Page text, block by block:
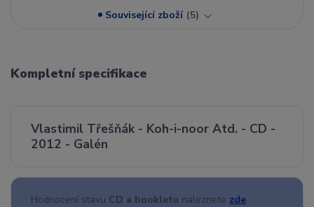
Související zboží 5
Kompletní specifikace
Vlastimil Třešňák - Koh-i-noor Atd. - CD -
2012 - Galén
Hodnocení stavu CD a bookletu naleznete zde